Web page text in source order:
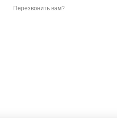
Перезвонить вам?